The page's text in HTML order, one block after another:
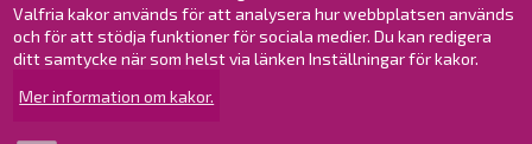
Valfria kakor används för att analysera hur webbplatsen används
och för att stödja funktioner för sociala medier. Du kan redigera
ditt samtycke när som helst via länken Inställningar för kakor.
Mer information om kakor.
Brahestad på Facebook
Brahestad på LinkedIn